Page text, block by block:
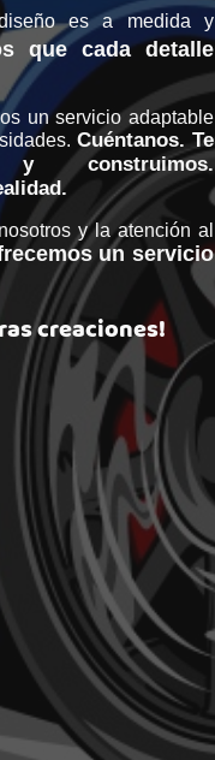
es a medida y
que cada detalle
un servicio adaptable
Cuéntanos. Te
y construimos.
y la atención al
un servicio
creaciones!